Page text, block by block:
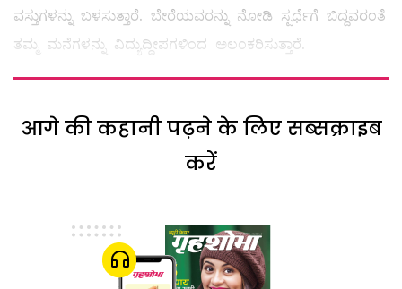
ವಸ್ತುಗಳನ್ನು ಬಳಸುತ್ತಾರೆ. ಬೇರೆಯವರನ್ನು ನೋಡಿ ಸ್ಪರ್ಧೆಗೆ ಬಿದ್ದವರಂತೆ
ತಮ್ಮ ಮನೆಗಳನ್ನು ವಿದ್ಯುದ್ದೀಪಗಳಿಂದ ಅಲಂಕರಿಸುತ್ತಾರೆ.
आगे की कहानी पढ़ने के लिए सब्सक्राइब
करें